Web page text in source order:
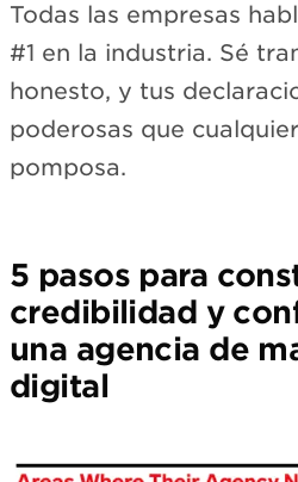
Todas las empresas
#1 en la industria. Sé
honesto, y tus
poderosas que
pomposa.
5 pasos para
credibilidad y
una agencia de
digital